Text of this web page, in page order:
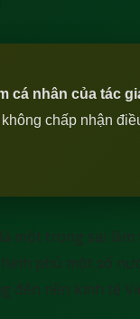
cá nhân của tác
chấp nhận
là một trong sai
phủ một số
đến nền kinh tế